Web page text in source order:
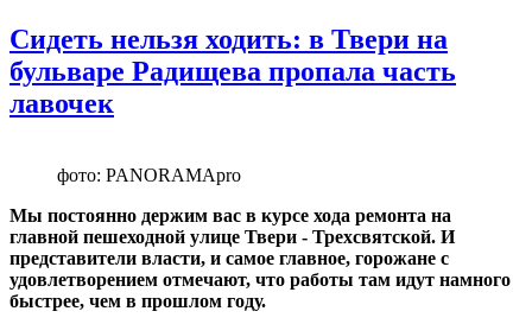
Сидеть нельзя ходить: в Твери на
бульваре Радищева пропала часть
лавочек
фото: PANORAMApro
Мы постоянно держим вас в курсе хода ремонта на
главной пешеходной улице Твери - Трехсвятской. И
представители власти, и самое главное, горожане с
удовлетворением отмечают, что работы там идут намного
быстрее, чем в прошлом году.